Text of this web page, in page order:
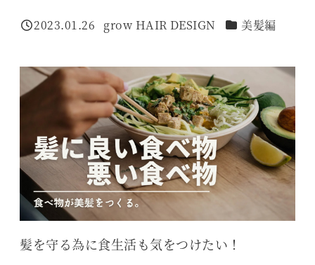
投稿日
2023.01.26
著
grow HAIR DESIGN カテゴリー
美髪編
髪を守る為に食生活も気をつけたい！